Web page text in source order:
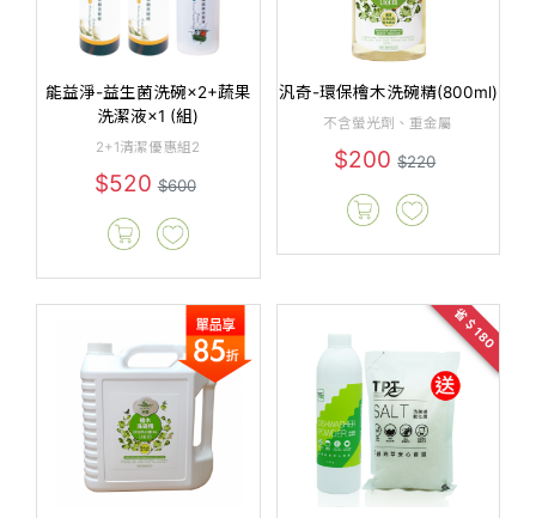
能益淨-益生菌洗碗×2+蔬果
洗潔液×1 (組)
2+1清潔優惠組2
$520$600
汎奇-環保檜木洗碗精(800ml)
不含螢光劑、重金屬
$200$220
省＄180